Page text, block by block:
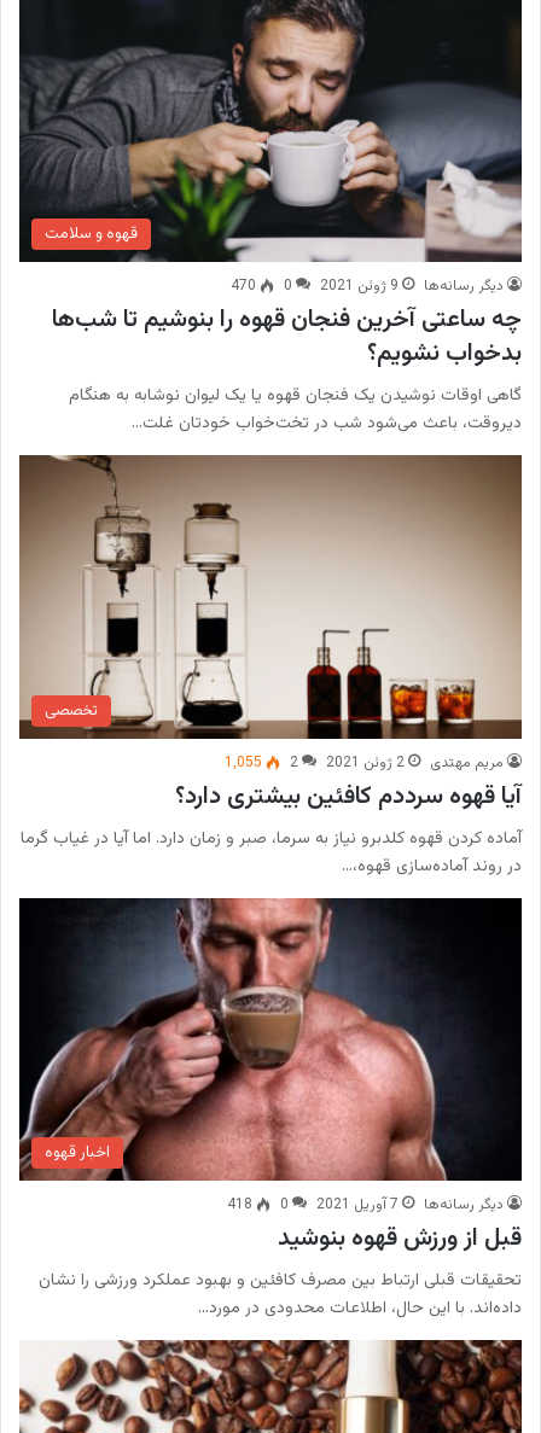
قهوه و سلامت
دیگر رسانه‌ها 9 ژوئن 2021 0
470
چه ساعتی آخرین فنجان قهوه را بنوشیم تا شب‌ها
بدخواب نشویم؟
گاهی اوقات نوشیدن یک فنجان قهوه یا یک لیوان نوشابه به هنگام
دیروقت، باعث می‌شود شب در تخت‌خواب خودتان غلت…
تخصصی
مریم مهتدی 2 ژوئن 2021 2
1,055
آیا قهوه سرددم کافئین بیشتری دارد؟
آماده کردن قهوه کلدبرو نیاز به سرما، صبر و زمان دارد. اما آیا در غیاب گرما
در روند آماده‌سازی قهوه،…
اخبار قهوه
دیگر رسانه‌ها 7 آوریل 2021 0
418
قبل از ورزش قهوه بنوشید
تحقیقات قبلی ارتباط بین مصرف کافئین و بهبود عملکرد ورزشی را نشان
داده‌اند. با این حال، اطلاعات محدودی در مورد…